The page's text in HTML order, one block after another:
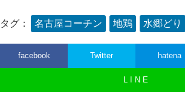
タグ： 名古屋コーチン 地鶏 水郷どり
facebook Twitter hatena
L I N E